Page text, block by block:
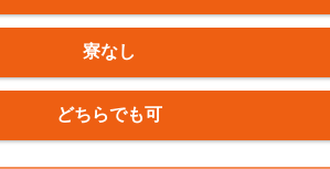
寮なし
どちらでも可